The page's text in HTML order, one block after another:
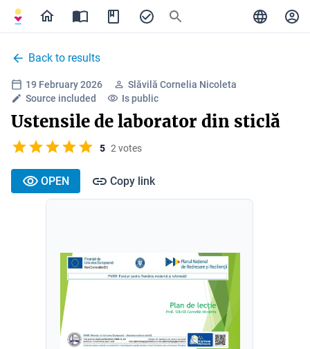
Back to results
19 February 2026
Slăvilă Cornelia Nicoleta
Source included
Is public
Ustensile de laborator din sticlă
5 2 votes
OPEN Copy link